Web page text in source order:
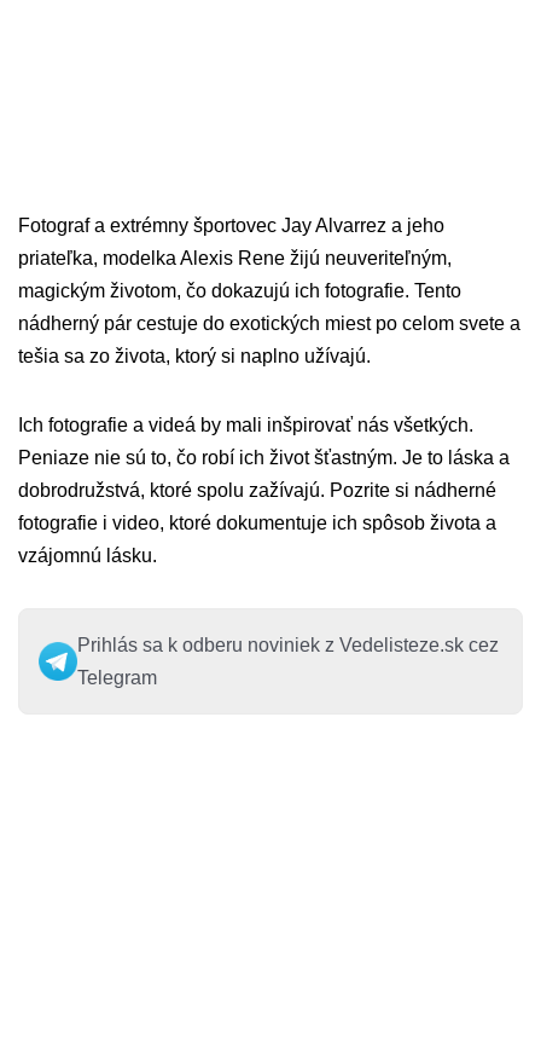
Fotograf a extrémny športovec Jay Alvarrez a jeho
priateľka, modelka Alexis Rene žijú neuveriteľným,
magickým životom, čo dokazujú ich fotografie. Tento
nádherný pár cestuje do exotických miest po celom svete a
tešia sa zo života, ktorý si naplno užívajú.
Ich fotografie a videá by mali inšpirovať nás všetkých.
Peniaze nie sú to, čo robí ich život šťastným. Je to láska a
dobrodružstvá, ktoré spolu zažívajú. Pozrite si nádherné
fotografie i video, ktoré dokumentuje ich spôsob života a
vzájomnú lásku.
Prihlás sa k odberu noviniek z Vedelisteze.sk cez
Telegram